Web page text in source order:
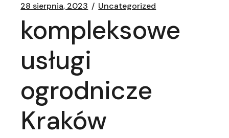
28 sierpnia, 2023 Uncategorized
kompleksowe
usługi
ogrodnicze
Kraków